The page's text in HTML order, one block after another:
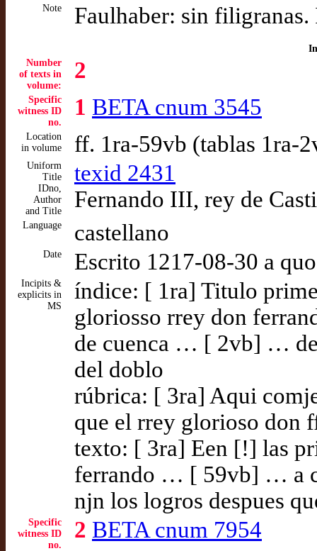
Note Faulhaber: sin
Number
of texts in
volume:
2
Specific
witness ID
no.
1 BETA cnum 3545
Location
in volume
ff. 1ra-59vb (tablas 1ra-
Uniform
Title
IDno,
Author
and Title
texid 2431
Fernando III, rey de
Language castellano
Date Escrito 1217-08-30 a
Incipits &
explicits in
MS
índice: [ 1ra] Titulo
gloriosso rrey don
de cuenca … [ 2vb] …
del doblo
rúbrica: [ 3ra] Aqui
que el rrey glorioso don
texto: [ 3ra] Een [!] las
ferrando … [ 59vb] … a
njn los logros despues
Specific
witness ID
no.
2 BETA cnum 7954